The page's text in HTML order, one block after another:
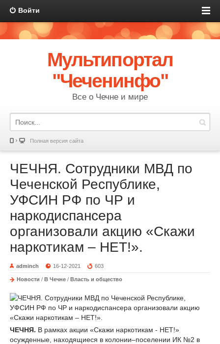
Войти
Мультипортал
"Чеченинфо"
Все о Чечне и мире
Полная версия сайта
ЧЕЧНЯ. Сотрудники МВД по
Чеченской Республике,
УФСИН РФ по ЧР и
наркодиспансера
организовали акцию «Скажи
наркотикам – НЕТ!».
adminch 16-12-2021 603
Новости / В Чечне / Власть и общество
ЧЕЧНЯ. В рамках акции «Скажи наркотикам - НЕТ!»
осужденные, находящиеся в колонии–поселении ИК №2 в